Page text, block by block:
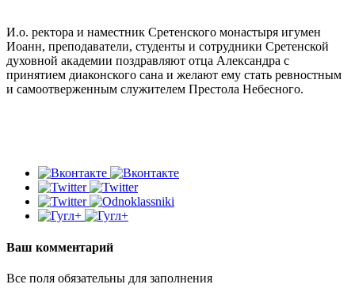
И.о. ректора и наместник Сретенского монастыря игумен
Иоанн, преподаватели, студенты и сотрудники Сретенской
духовной академии поздравляют отца Александра с
принятием диаконского сана и желают ему стать ревностным
и самоотверженным служителем Престола Небесного.
Ваш комментарий
Все поля обязательны для заполнения